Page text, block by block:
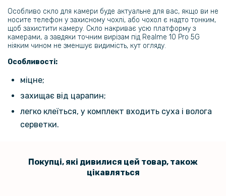
Особливо скло для камери буде актуальне для вас, якщо ви не
носите телефон у захисному чохлі, або чохол є надто тонким,
щоб захистити камеру. Скло накриває усю платформу з
камерами, а завдяки точним вирізам під Realme 10 Pro 5G
ніяким чином не зменшує видимість, кут огляду.
Особливості:
міцне;
захищає від царапин;
легко клеїться, у комплект входить суха і волога
серветки.
Покупці, які дивилися цей товар, також
цікавляться